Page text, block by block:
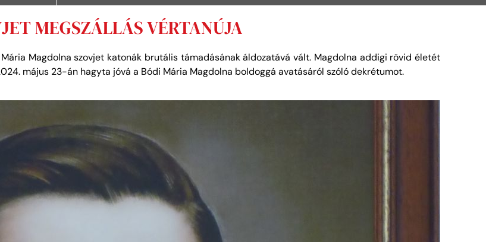
MEGSZÁLLÁS VÉRTANÚJA
Magdolna szovjet katonák brutális támadásának áldozatává vált. Magdolna addigi rövid életét
május 23-án hagyta jóvá a Bódi Mária Magdolna boldoggá avatásáról szóló dekrétumot.